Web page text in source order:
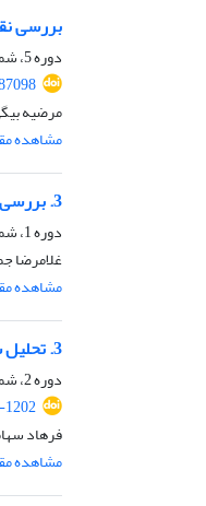
بررسی
دوره 5، شماره 9، مرداد 1402، صفحه
مرضیه
مشاهده
3. بررسی آثار وحدت و تفرقه امت اسلامی در اندیشه امام خمینی(ره)
دوره 1، شماره 2، اسفند 1398
غلامرضا
مشاهده
3. تحلیل سازه انگارانۀ نقش مذهب در روابط ایران و عراق بعد از اشغال توسط آمریکا
دوره 2، شماره 3، شهریور 1399
فرهاد
مشاهده